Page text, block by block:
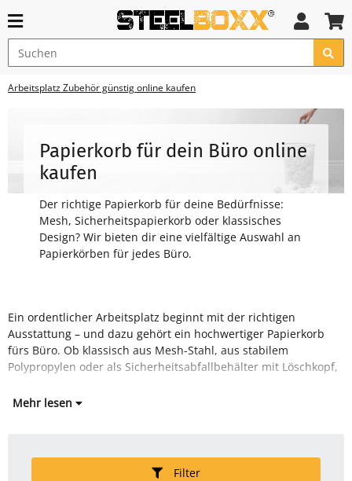
Arbeitsplatz Zubehör günstig online kaufen
Papierkorb für dein Büro online
kaufen
Der richtige Papierkorb für deine Bedürfnisse:
Mesh, Sicherheitspapierkorb oder klassisches
Design? Wir bieten dir eine vielfältige Auswahl an
Papierkörben für jedes Büro.
Ein ordentlicher Arbeitsplatz beginnt mit der richtigen
Ausstattung – und dazu gehört ein hochwertiger Papierkorb
fürs Büro. Ob klassisch aus Mesh-Stahl, aus stabilem
Polypropylen oder als Sicherheitsabfallbehälter mit Löschkopf,
bei Steelboxx findest du den passenden Papierkorb in Schwarz
Mehr lesen
Filter